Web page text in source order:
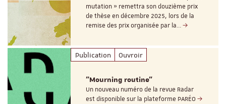
mutation » remettra son douzième prix
de thèse en décembre 2025, lors de la
remise des prix organisée par la…
Publication Ouvroir
"Mourning routine"
Un nouveau numéro de la revue Radar
est disponible sur la plateforme PARÉO